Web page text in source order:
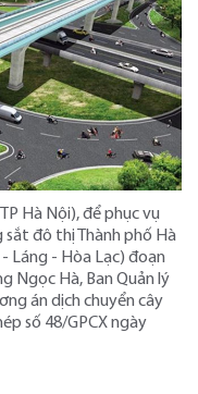
Hà Nội), để phục vụ
đô thị Thành phố Hà
Láng - Hòa Lạc) đoạn
Ngọc Hà, Ban Quản lý
án dịch chuyển cây
số 48/GPCX ngày